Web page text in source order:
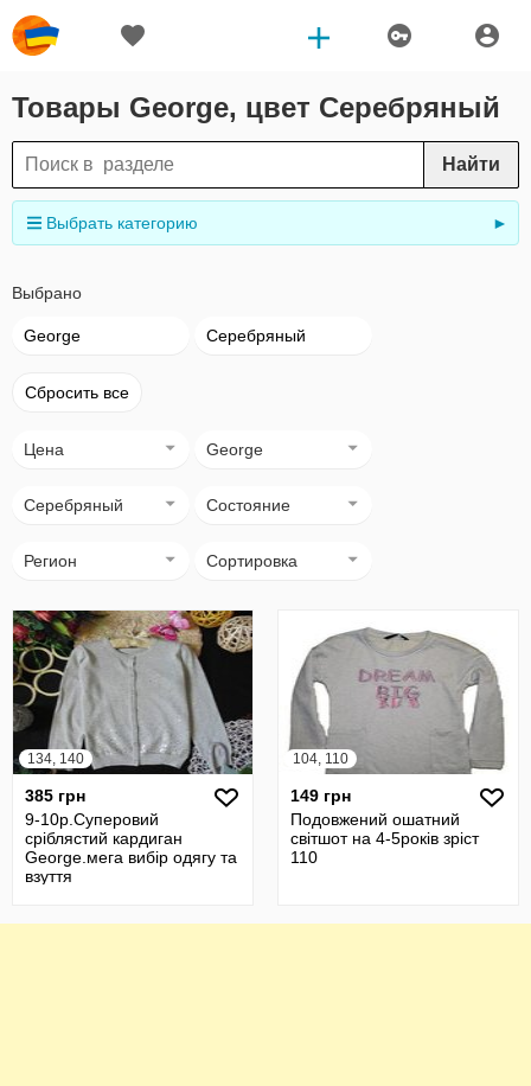
Товары George, цвет Серебряный
Найти
Выбрать категорию ►
Выбрано
George Серебряный
Сбросить все
Цена George
Серебряный Состояние
Регион Сортировка
134, 140
385 грн
9-10р.Суперовий
сріблястий кардиган
George.мега вибір одягу та
взуття
104, 110
149 грн
Подовжений ошатний
світшот на 4-5років зріст
110